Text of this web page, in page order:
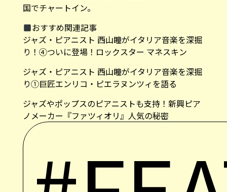
おすすめ関連記事
ジャズ・ピアニスト 西山瞳がイタリア音楽を深掘
り！④ついに登場！ロックスター マネスキン
ジャズ・ピアニスト 西山瞳がイタリア音楽を深掘
り①巨匠エンリコ・ピエラヌンツィを語る
ジャズやポップスのピアニストも支持！新興ピア
ノメーカー『ファツィオリ』人気の秘密